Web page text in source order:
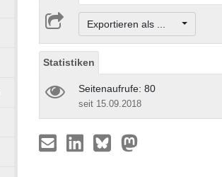
Exportieren als ...
Statistiken
Seitenaufrufe: 80
seit 15.09.2018